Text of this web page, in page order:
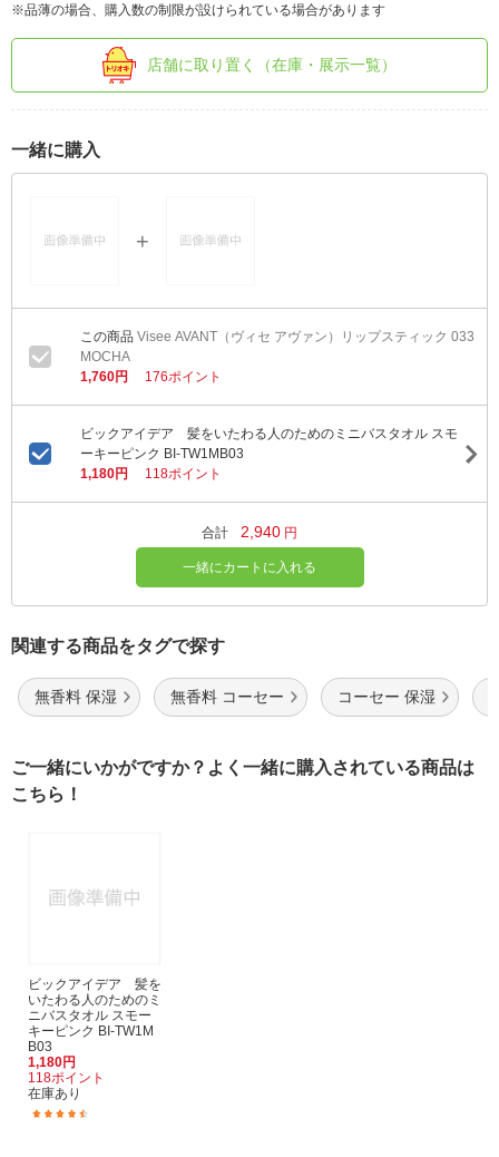
※品薄の場合、購入数の制限が設けられている場合があります
店舗に取り置く（在庫・展示一覧）
一緒に購入
Visee AVANT（ヴィセ アヴァン）リップスティック 033
MOCHA
1,760円
176ポイント
ビックアイデア 髪をいたわる人のためのミニバスタオル スモ
ーキーピンク BI-TW1MB03
1,180円
118ポイント
合計 2,940 円
一緒にカートに入れる
関連する商品をタグで探す
無香料 保湿 無香料 コーセー コーセー 保湿
ご一緒にいかがですか？よく一緒に購入されている商品は
こちら！
ビックアイデア 髪を
いたわる人のためのミ
ニバスタオル スモー
キーピンク BI-TW1M
B03
1,180円
118ポイント
在庫あり